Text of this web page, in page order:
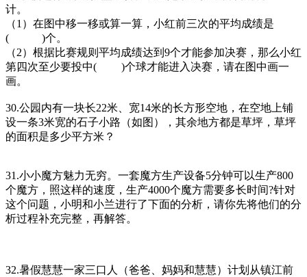
计。
（1）在图中移一移或算一算，小红前三次的平均成绩是
( )个。
（2）根据比赛规则平均成绩达到9个才能参加决赛，那么小红
第四次至少要投中( )个球才能进入决赛，请在图中画一
画。
30.公园内有一块长22米、宽14米的长方形空地，在空地上铺
设一条3米宽的石子小路（如图），其余地方都是草坪，草坪
的面积是多少平方米？
31.小小魔方魅力无穷。一套魔方生产设备5分钟可以生产800
个魔方，照这样的速度，生产4000个魔方需要多长时间?针对
这个问题，小明和小兰进行了下面的分析，请你先将他们的分
析过程补充完整，再解答。
32.暑假慧慧一家三口人（爸爸、妈妈和慧慧）计划从镇江前